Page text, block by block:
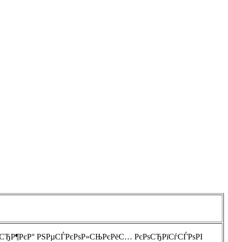
РЅРµСЃРєРѕР»СЊРєРёС… РєРѕСЂРїСѓСЃРѕРІ